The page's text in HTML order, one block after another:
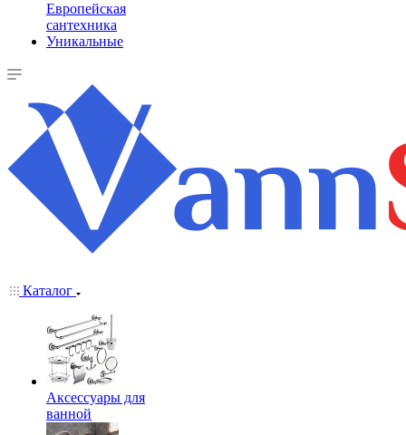
Европейская
сантехника
Уникальные
Каталог
Аксессуары для
ванной